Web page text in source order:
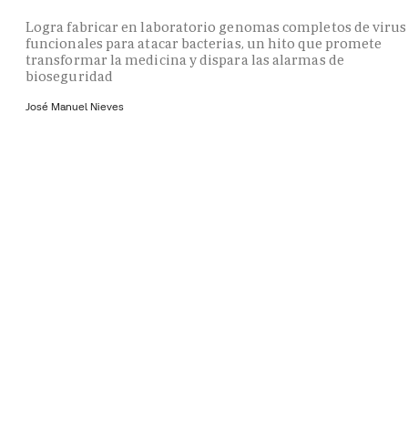
Logra fabricar en laboratorio genomas completos de virus
funcionales para atacar bacterias, un hito que promete
transformar la medicina y dispara las alarmas de
bioseguridad
José Manuel Nieves